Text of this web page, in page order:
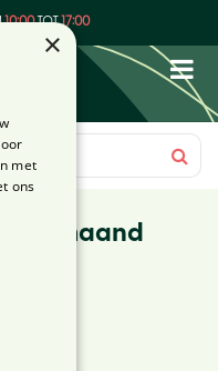
10:00TOT17:00
de maand
×
met
ons